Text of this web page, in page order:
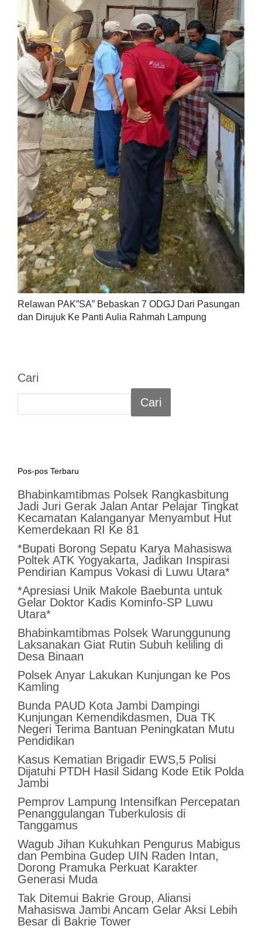
Relawan PAK”SA” Bebaskan 7 ODGJ Dari Pasungan
dan Dirujuk Ke Panti Aulia Rahmah Lampung
Cari
Cari
Pos-pos Terbaru
Bhabinkamtibmas Polsek Rangkasbitung
Jadi Juri Gerak Jalan Antar Pelajar Tingkat
Kecamatan Kalanganyar Menyambut Hut
Kemerdekaan RI Ke 81
*Bupati Borong Sepatu Karya Mahasiswa
Poltek ATK Yogyakarta, Jadikan Inspirasi
Pendirian Kampus Vokasi di Luwu Utara*
*Apresiasi Unik Makole Baebunta untuk
Gelar Doktor Kadis Kominfo-SP Luwu
Utara*
Bhabinkamtibmas Polsek Warunggunung
Laksanakan Giat Rutin Subuh keliling di
Desa Binaan
Polsek Anyar Lakukan Kunjungan ke Pos
Kamling
Bunda PAUD Kota Jambi Dampingi
Kunjungan Kemendikdasmen, Dua TK
Negeri Terima Bantuan Peningkatan Mutu
Pendidikan
Kasus Kematian Brigadir EWS,5 Polisi
Dijatuhi PTDH Hasil Sidang Kode Etik Polda
Jambi
Pemprov Lampung Intensifkan Percepatan
Penanggulangan Tuberkulosis di
Tanggamus
Wagub Jihan Kukuhkan Pengurus Mabigus
dan Pembina Gudep UIN Raden Intan,
Dorong Pramuka Perkuat Karakter
Generasi Muda
Tak Ditemui Bakrie Group, Aliansi
Mahasiswa Jambi Ancam Gelar Aksi Lebih
Besar di Bakrie Tower